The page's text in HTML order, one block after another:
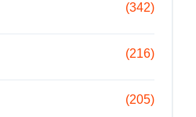
(342)
(216)
(205)